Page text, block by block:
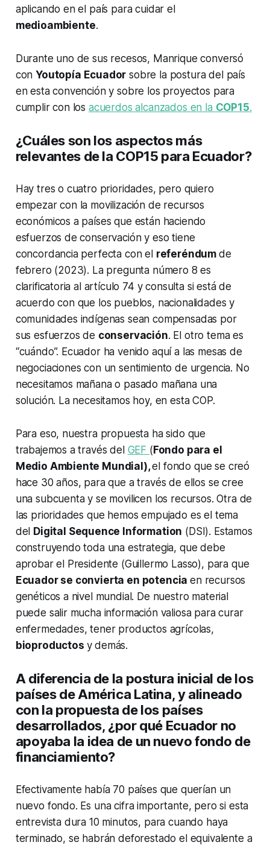
aplicando en el país para cuidar el
medioambiente.
Durante uno de sus recesos, Manrique conversó
conYoutopía Ecuador sobre la postura del país
en esta convención y sobre los proyectos para
cumplir con los acuerdos alcanzados en la COP15.
¿Cuáles son los aspectos más
relevantes de la COP15 para Ecuador?
Hay tres o cuatro prioridades, pero quiero
empezar con la movilización de recursos
económicos a países que están haciendo
esfuerzos de conservación y eso tiene
concordancia perfecta con el referéndum de
febrero (2023). La pregunta número 8 es
clarificatoria al artículo 74 y consulta si está de
acuerdo con que los pueblos, nacionalidades y
comunidades indígenas sean compensadas por
sus esfuerzos de conservación. El otro tema es
“cuándo”. Ecuador ha venido aquí a las mesas de
negociaciones con un sentimiento de urgencia. No
necesitamos mañana o pasado mañana una
solución. La necesitamos hoy, en esta COP.
Para eso, nuestra propuesta ha sido que
trabajemos a través del GEF ( Fondo para el
Medio Ambiente Mundial),el fondo que se creó
hace 30 años, para que a través de ellos se cree
una subcuenta y se movilicen los recursos. Otra de
las prioridades que hemos empujado es el tema
del Digital Sequence Information (DSI). Estamos
construyendo toda una estrategia, que debe
aprobar el Presidente (Guillermo Lasso), para que
Ecuador se convierta en potenciaen recursos
genéticos a nivel mundial. De nuestro material
puede salir mucha información valiosa para curar
enfermedades, tener productos agrícolas,
bioproductos y demás.
A diferencia de la postura inicial de los
países de América Latina, y alineado
con la propuesta de los países
desarrollados, ¿por qué Ecuador no
apoyaba la idea de un nuevo fondo de
financiamiento?
Efectivamente había 70 países que querían un
nuevo fondo. Es una cifra importante, pero si esta
entrevista dura 10 minutos, para cuando haya
terminado, se habrán deforestado el equivalente a